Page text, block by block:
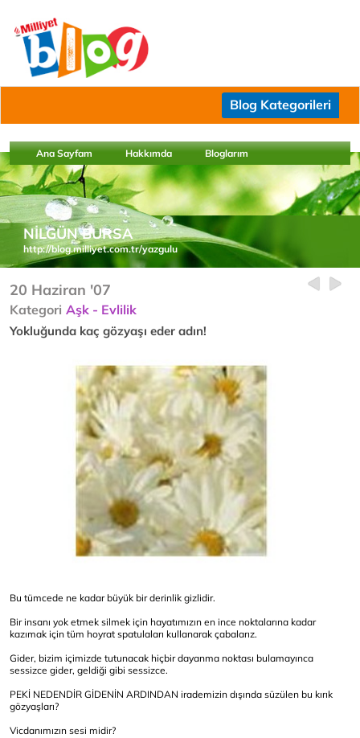
Blog Kategorileri
Ana Sayfam Hakkımda Bloglarım
NİLGÜN BURSA
http://blog.milliyet.com.tr/yazgulu
20 Haziran '07
Kategori Aşk - Evlilik
Yokluğunda kaç gözyaşı eder adın!
Bu tümcede ne kadar büyük bir derinlik gizlidir.
Bir insanı yok etmek silmek için hayatımızın en ince noktalarına kadar
kazımak için tüm hoyrat spatulaları kullanarak çabalarız.
Gider, bizim içimizde tutunacak hiçbir dayanma noktası bulamayınca
sessizce gider, geldiği gibi sessizce.
PEKİ NEDENDİR GİDENİN ARDINDAN irademizin dışında süzülen bu kırık
gözyaşları?
Vicdanımızın sesi midir?